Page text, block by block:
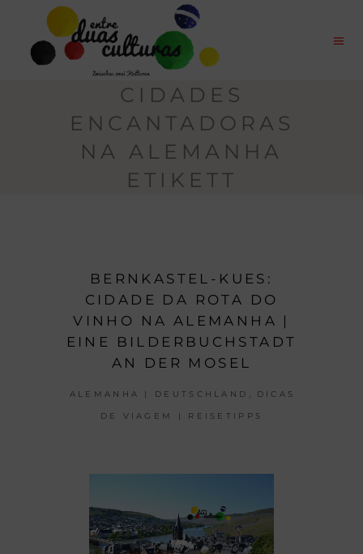
CIDADES
ENCANTADORAS
NA ALEMANHA
ETIKETT
BERNKASTEL-KUES:
CIDADE DA ROTA DO
VINHO NA ALEMANHA |
EINE BILDERBUCHSTADT
AN DER MOSEL
ALEMANHA | DEUTSCHLAND DICAS
DE VIAGEM | REISETIPPS